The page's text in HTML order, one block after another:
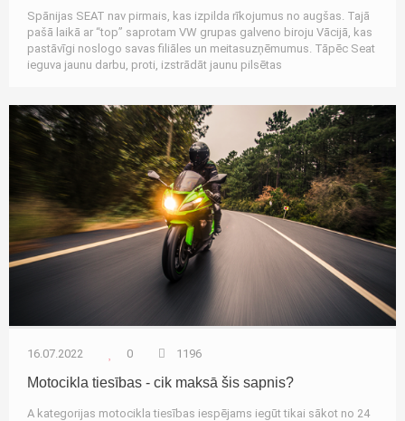
Spānijas SEAT nav pirmais, kas izpilda rīkojumus no augšas. Tajā
pašā laikā ar “top” saprotam VW grupas galveno biroju Vācijā, kas
pastāvīgi noslogo savas filiāles un meitasuzņēmumus. Tāpēc Seat
ieguva jaunu darbu, proti, izstrādāt jaunu pilsētas
16.07.2022 0 1196
Motocikla tiesības - cik maksā šis sapnis?
A kategorijas motocikla tiesības iespējams iegūt tikai sākot no 24